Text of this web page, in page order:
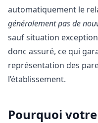
automatiquement le
généralement pas de
sauf situation
donc assuré, ce qui
représentation des
l’établissement.
Pourquoi